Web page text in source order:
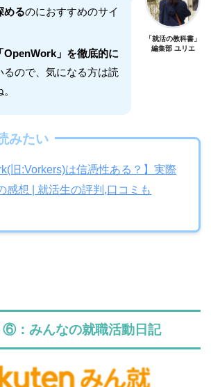
めるのにおすすめのサイ
「OpenWork」を徹底的に
るので、気になる方は読
「就活の教科書」
編集部 ユリエ
みたい
旧:Vorkers)は信憑性ある？】実際
感想 | 就活生の評判,口コミも
⑥：みんなの就職活動日記